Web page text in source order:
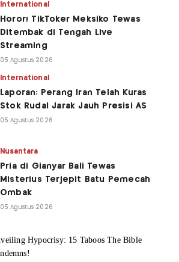
International
Horor! TikToker Meksiko Tewas
Ditembak di Tengah Live
Streaming
05 Agustus 2026
International
Laporan: Perang Iran Telah Kuras
Stok Rudal Jarak Jauh Presisi AS
05 Agustus 2026
Nusantara
Pria di Gianyar Bali Tewas
Misterius Terjepit Batu Pemecah
Ombak
05 Agustus 2026